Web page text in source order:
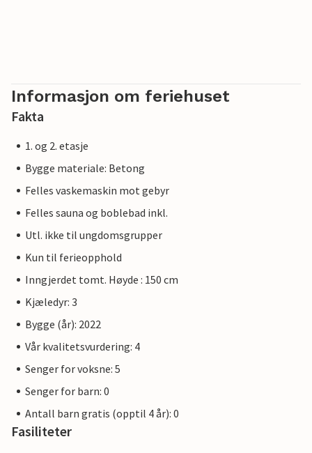
Informasjon om feriehuset
Fakta
1. og 2. etasje
Bygge materiale: Betong
Felles vaskemaskin mot gebyr
Felles sauna og boblebad inkl.
Utl. ikke til ungdomsgrupper
Kun til ferieopphold
Inngjerdet tomt. Høyde : 150 cm
Kjæledyr: 3
Bygge (år): 2022
Vår kvalitetsvurdering: 4
Senger for voksne: 5
Senger for barn: 0
Antall barn gratis (opptil 4 år): 0
Fasiliteter